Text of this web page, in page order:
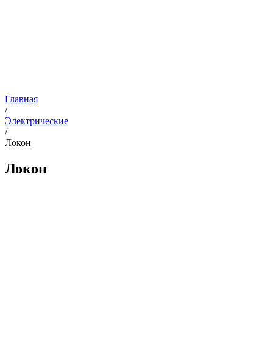
Главная
/
Электрические
/
Локон
Локон